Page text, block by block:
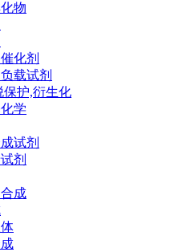
物
化剂
载试剂
保护,衍生化
学
试剂
剂
成